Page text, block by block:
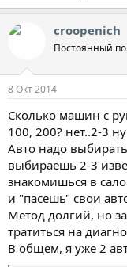
croopenich
Постоянный
8 Окт 2014
Сколько машин с
100, 200? нет..2-3
Авто надо
выбираешь 2-3
знакомишься в
и "пасешь" свои
Метод долгий, но
тратиться на
В общем, я уже 2